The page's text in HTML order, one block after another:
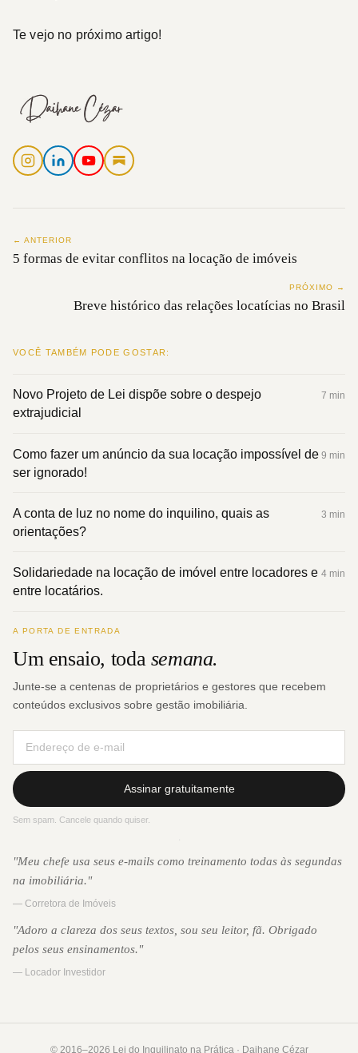
Te vejo no próximo artigo!
← ANTERIOR
5 formas de evitar conflitos na locação de imóveis
PRÓXIMO →
Breve histórico das relações locatícias no Brasil
VOCÊ TAMBÉM PODE GOSTAR:
Novo Projeto de Lei dispõe sobre o despejo
extrajudicial
7 min
Como fazer um anúncio da sua locação impossível de
ser ignorado!
9 min
A conta de luz no nome do inquilino, quais as
orientações?
3 min
Solidariedade na locação de imóvel entre locadores e
entre locatários.
4 min
A PORTA DE ENTRADA
Um ensaio, toda semana.
Junte-se a centenas de proprietários e gestores que recebem
conteúdos exclusivos sobre gestão imobiliária.
Assinar gratuitamente
Sem spam. Cancele quando quiser.
"Meu chefe usa seus e-mails como treinamento todas às segundas
na imobiliária."
— Corretora de Imóveis
"Adoro a clareza dos seus textos, sou seu leitor, fã. Obrigado
pelos seus ensinamentos."
— Locador Investidor
© 2016–2026 Lei do Inquilinato na Prática · Daihane Cézar